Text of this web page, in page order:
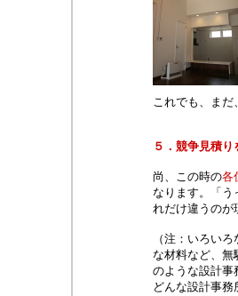
これでも、まだ、
５．競争見積
尚、この時の各
なります。「う
れだけ違うのが
（注：いろい
な材料など、無
のような設計事
どんな設計事